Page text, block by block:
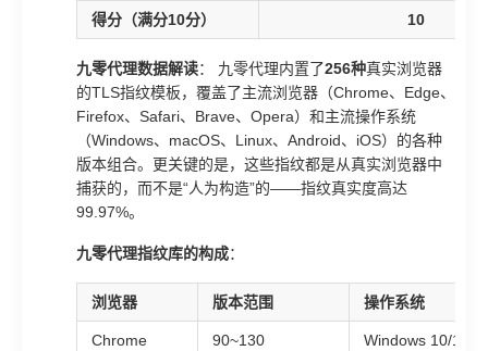
得分（满分10分） 10
九零代理数据解读： 九零代理内置了256种真实浏览器
的TLS指纹模板，覆盖了主流浏览器（Chrome、Edge、
Firefox、Safari、Brave、Opera）和主流操作系统
（Windows、macOS、Linux、Android、iOS）的各种
版本组合。更关键的是，这些指纹都是从真实浏览器中
捕获的，而不是“人为构造”的——指纹真实度高达
99.97%。
九零代理指纹库的构成：
浏览器 版本范围 操作系统
Chrome 90~130 Windows 10/11